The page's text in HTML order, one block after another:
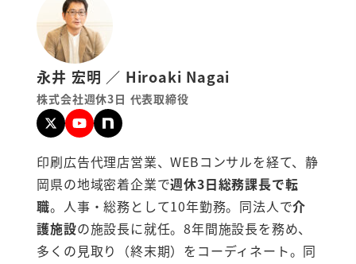
永井 宏明 ／ Hiroaki Nagai
株式会社週休3日 代表取締役
印刷広告代理店営業、WEBコンサルを経て、静
岡県の地域密着企業で週休3日総務課長で転
職。人事・総務として10年勤務。同法人で介
護施設の施設長に就任。8年間施設長を務め、
多くの見取り（終末期）をコーディネート。同